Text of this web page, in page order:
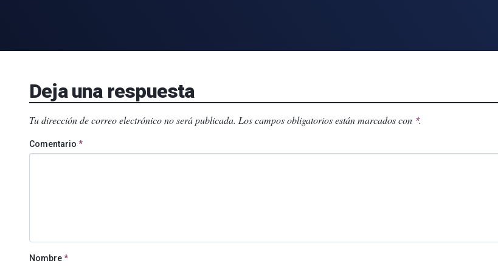
Deja una respuesta
Tu dirección de correo electrónico no será publicada. Los campos obligatorios están marcados con *.
Comentario *
Nombre*